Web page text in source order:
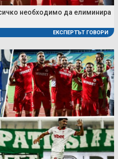
необходимо да елиминира
ЕКСПЕРТЪТ ГОВОРИ